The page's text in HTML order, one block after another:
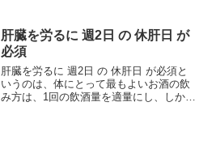
統食品です。ほんとうに効くのか半信半
疑のかたも多いと思いま...
肝臓を労るに 週2日 の 休肝日 が
必須
肝臓を労るに 週2日 の 休肝日 が必須と
いうのは、体にとって最もよいお酒の飲
み方は、1回の飲酒量を適量にし、しかも